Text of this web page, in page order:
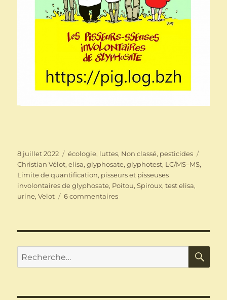
Publié
le
8 juillet 2022 Catégories
écologie, luttes, Non classé, pesticides
Christian Vélot,elisa,glyphosate,glyphotest, LC/MS–MS,
Limite de quantification, pisseurs et pisseuses
involontaires de glyphosate, Poitou,Spiroux,test elisa,
urine,Velot 6 commentairessur
test
:
Recherche
pour :